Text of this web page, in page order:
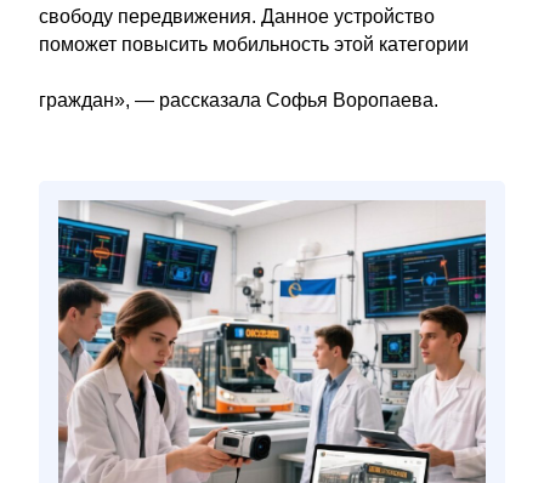
свободу передвижения. Данное устройство
поможет повысить мобильность этой категории
граждан», — рассказала Софья Воропаева.